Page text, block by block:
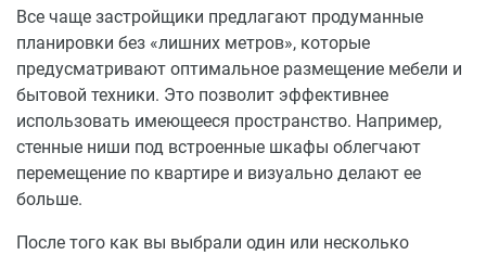
Все чаще застройщики предлагают продуманные
планировки без «лишних метров», которые
предусматривают оптимальное размещение мебели и
бытовой техники. Это позволит эффективнее
использовать имеющееся пространство. Например,
стенные ниши под встроенные шкафы облегчают
перемещение по квартире и визуально делают ее
больше.
После того как вы выбрали один или несколько